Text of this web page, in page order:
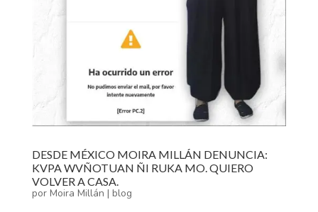
DESDE MÉXICO MOIRA MILLÁN DENUNCIA:
KVPA WVÑOTUAN ÑI RUKA MO. QUIERO
VOLVER A CASA.
por Moira Millán | blog